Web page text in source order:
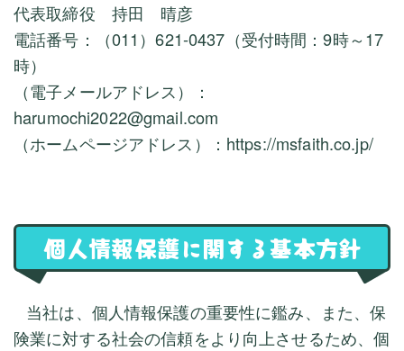
代表取締役 持田 晴彦
電話番号：（011）621-0437（受付時間：9時～17
時）
（電子メールアドレス）：
harumochi2022@gmail.com
（ホームページアドレス）：https://msfaith.co.jp/
個人情報保護に関する基本方針
当社は、個人情報保護の重要性に鑑み、また、保
険業に対する社会の信頼をより向上させるため、個